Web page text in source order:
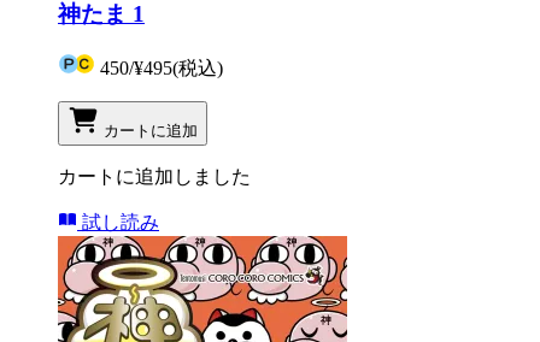
神たま 1
450/¥495(税込)
カートに追加
カートに追加しました
試し読み